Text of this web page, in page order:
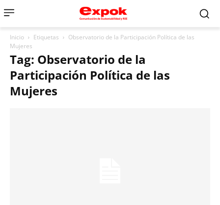
Inicio Etiquetas
Observatorio de la Participación Política de las
Mujeres
Tag: Observatorio de la
Participación Política de las
Mujeres